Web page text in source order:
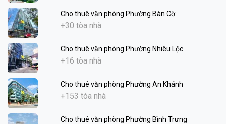
Cho thuê văn phòng Phường Bàn Cờ
+30 tòa nhà
Cho thuê văn phòng Phường Nhiêu Lộc
+16 tòa nhà
Cho thuê văn phòng Phường An Khánh
+153 tòa nhà
Cho thuê văn phòng Phường Bình Trưng